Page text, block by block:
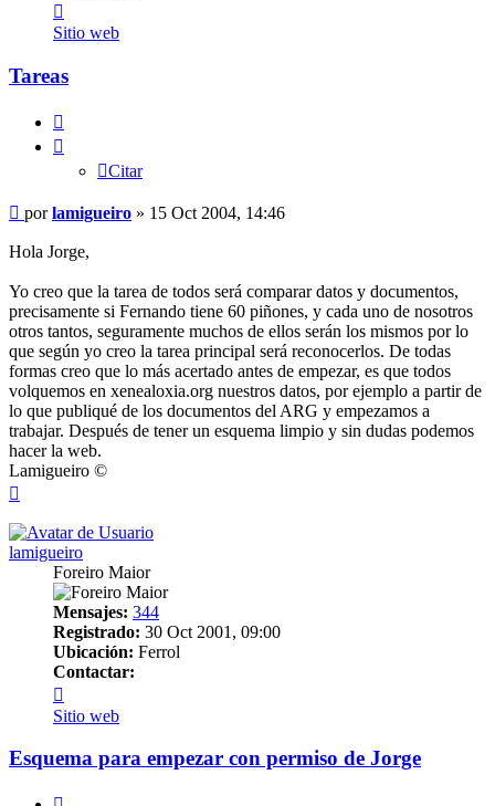
lamigueiro
Sitio web
Tareas
Citar
Mensaje
porlamigueiro » 15 Oct 2004, 14:46
Hola Jorge,
Yo creo que la tarea de todos será comparar datos y documentos,
precisamente si Fernando tiene 60 piñones, y cada uno de nosotros
otros tantos, seguramente muchos de ellos serán los mismos por lo
que según yo creo la tarea principal será reconocerlos. De todas
formas creo que lo más acertado antes de empezar, es que todos
volquemos en xenealoxia.org nuestros datos, por ejemplo a partir de
lo que publiqué de los documentos del ARG y empezamos a
trabajar. Después de tener un esquema limpio y sin dudas podemos
hacer la web.
Lamigueiro ©
lamigueiro
Foreiro Maior
Mensajes: 344
Registrado: 30 Oct 2001, 09:00
Ubicación: Ferrol
Contactar:
lamigueiro
Sitio web
Esquema para empezar con permiso de Jorge